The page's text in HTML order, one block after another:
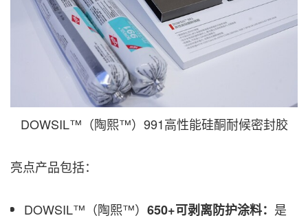
DOWSIL™（陶熙™）991高性能硅酮耐候密封胶
亮点产品包括：
DOWSIL™（陶熙™） 650+可剥离防护涂料： 是